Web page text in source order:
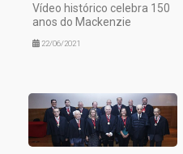
Vídeo histórico celebra 150
anos do Mackenzie
22/06/2021